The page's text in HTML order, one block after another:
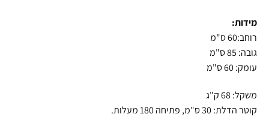
מידות:
רוחב:60 ס"מ
גובה: 85 ס"מ
עומק: 60 ס"מ
משקל: 68 ק"ג
קוטר הדלת: 30 ס"מ, פתיחה 180 מעלות.